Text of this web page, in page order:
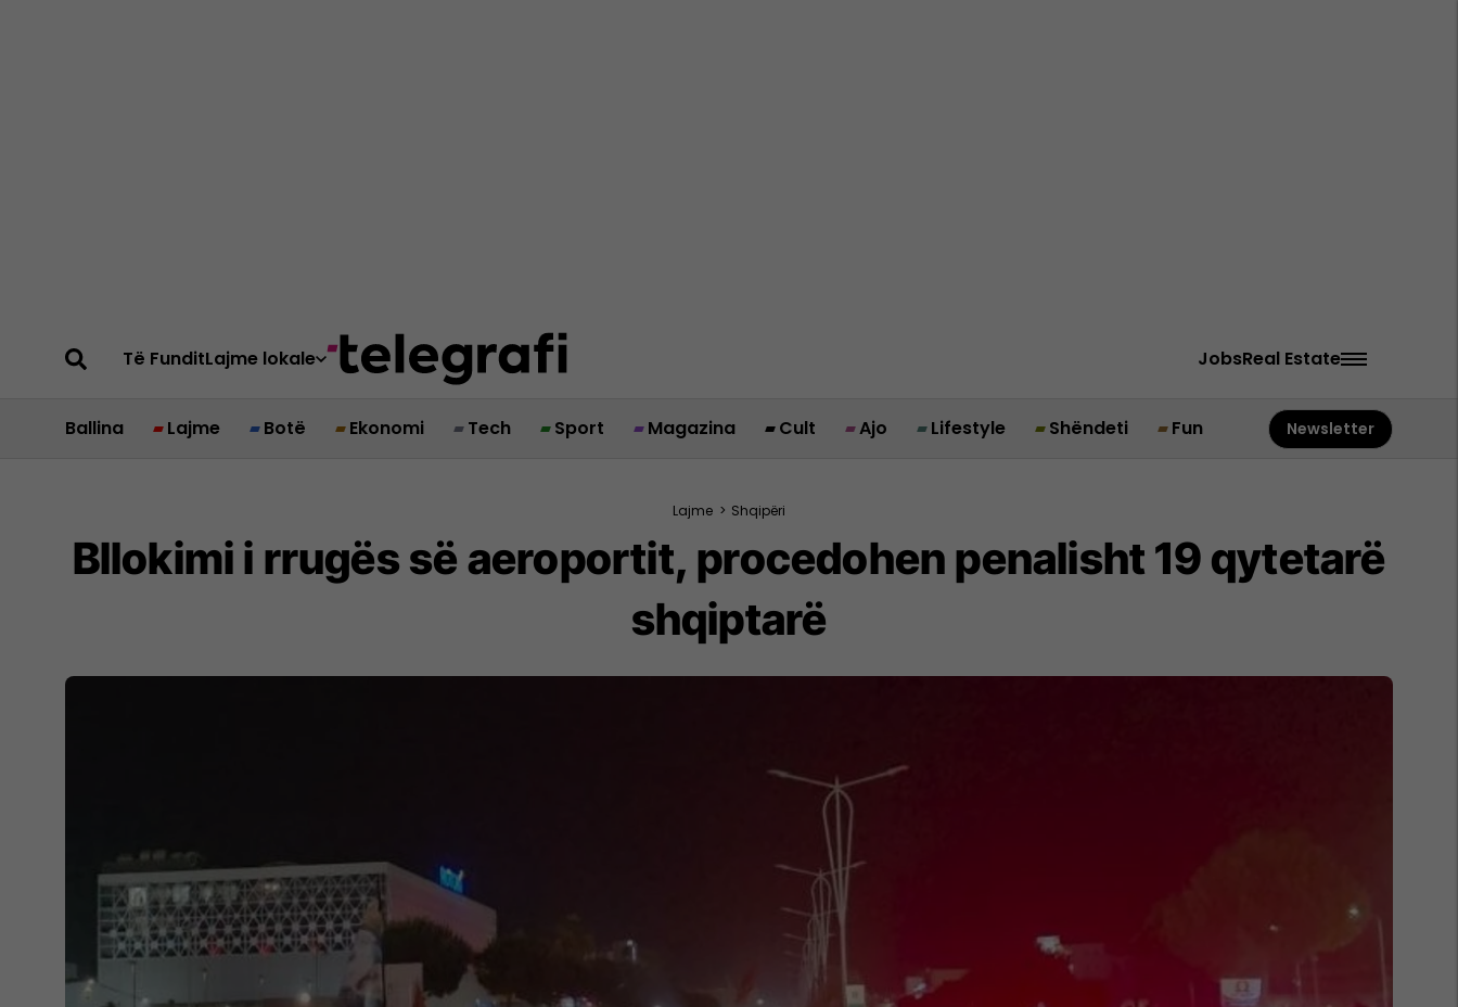
Të FunditLajme lokale JobsReal Estate
Ballina Lajme Botë Ekonomi Tech Sport Magazina Cult Ajo Lifestyle Shëndeti Fun Newsletter
Lajme > Shqipëri
Bllokimi i rrugës së aeroportit, procedohen penalisht 19 qytetarë
shqiptarë